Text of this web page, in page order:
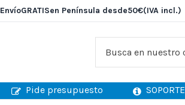
EnvíoGRATISen Península desde50€(IVA incl.)
Pide presupuesto
SOPORTE